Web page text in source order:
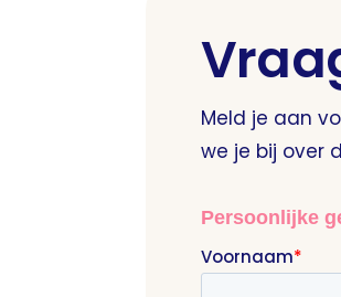
Meld je aan
we je bij over